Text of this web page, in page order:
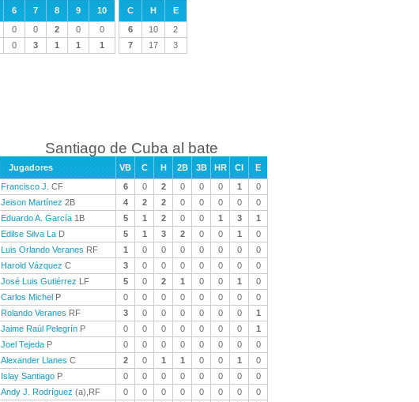
6 7 8 9 10 C H
E
0 0 2 0 0 6 10
2
0 3 1 1 1 7 17 3
Santiago de Cuba al bate
Jugadores VB C H 2B 3B HR CI
E
Francisco J. CF 6 0 2 0 0 0 1
0
Jeison Martínez 2B 4 2 2 0 0 0 0
0
Eduardo A. García 1B 5 1 2 0 0 1 3
1
Edilse Silva La D 5 1 3 2 0 0 1
0
Luis Orlando Veranes RF 1 0 0 0 0 0 0
0
Harold Vázquez C 3 0 0 0 0 0 0
0
José Luis Gutiérrez LF 5 0 2 1 0 0 1
0
Carlos Michel P 0 0 0 0 0 0 0
0
Rolando Veranes RF 3 0 0 0 0 0 0
1
Jaime Raúl Pelegrín P 0 0 0 0 0 0 0
1
Joel Tejeda P 0 0 0 0 0 0 0
0
Alexander Llanes C 2 0 1 1 0 0 1
0
Islay Santiago P 0 0 0 0 0 0 0
0
Andy J. Rodríguez (a),RF 0 0 0 0 0 0 0
0